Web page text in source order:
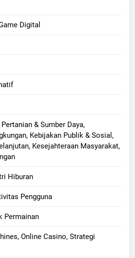
Digital
& Sumber Daya,
Kebijakan Publik & Sosial,
Kesejahteraan Masyarakat,
Hiburan
Pengguna
Permainan
Online Casino, Strategi